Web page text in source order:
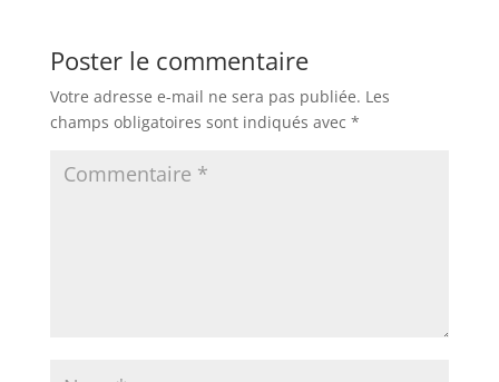
Poster le commentaire
Votre adresse e-mail ne sera pas publiée. Les
champs obligatoires sont indiqués avec *